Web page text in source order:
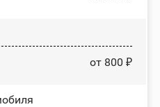
от 800 ₽